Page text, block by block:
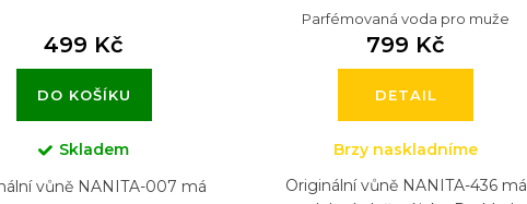
499 Kč
DO KOŠÍKU
Skladem
vůně NANITA-007 má
Parfémovaná voda pro muže
799 Kč
DETAIL
Brzy naskladníme
Originální vůně NANITA-436 má